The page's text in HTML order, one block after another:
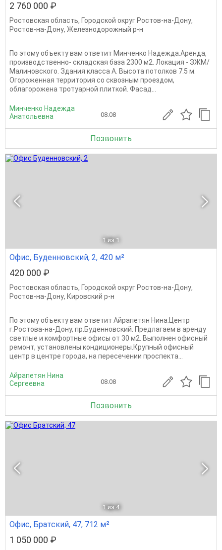
2 760 000 ₽
Ростовская область, Городской округ Ростов-на-Дону,
Ростов-на-Дону, Железнодорожный р-н
По этому объекту вам ответит Минченко Надежда.Аренда,
производственно- складская база 2300 м2. Локация - ЗЖМ/
Малиновского. Здания класса А. Высота потолков 7.5 м.
Огороженная территория со сквозным проездом,
облагорожена тротуарной плиткой. Фасад...
Минченко Надежда
Анатольевна
08.08
Позвонить
1 из 1
Офис, Буденновский, 2, 420 м²
420 000 ₽
Ростовская область, Городской округ Ростов-на-Дону,
Ростов-на-Дону, Кировский р-н
По этому объекту вам ответит Айрапетян Нина.Центр
г.Ростова-на-Дону, пр.Буденновский. Предлагаем в аренду
светлые и комфортные офисы от 30 м2. Выполнен офисный
ремонт, установлены кондиционеры.Крупный офисный
центр в центре города, на пересечении проспекта...
Айрапетян Нина
Сергеевна
08.08
Позвонить
1 из 4
Офис, Братский, 47, 712 м²
1 050 000 ₽